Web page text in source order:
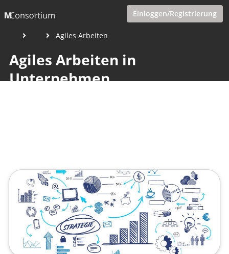
Einloggen/Registrierung
Agiles Arbeiten
Agiles Arbeiten in
Unternehmen